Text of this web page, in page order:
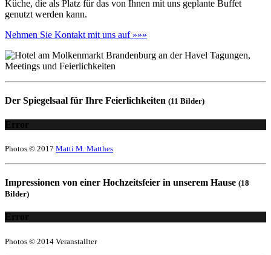
Küche, die als Platz für das von Ihnen mit uns geplante Buffet
genutzt werden kann.
Nehmen Sie Kontakt mit uns auf »»»
Der Spiegelsaal für Ihre Feierlichkeiten (11 Bilder)
Error
Photos © 2017 Matti M. Matthes
Impressionen von einer Hochzeitsfeier in unserem Hause (18
Bilder)
Error
Photos © 2014 Veranstallter